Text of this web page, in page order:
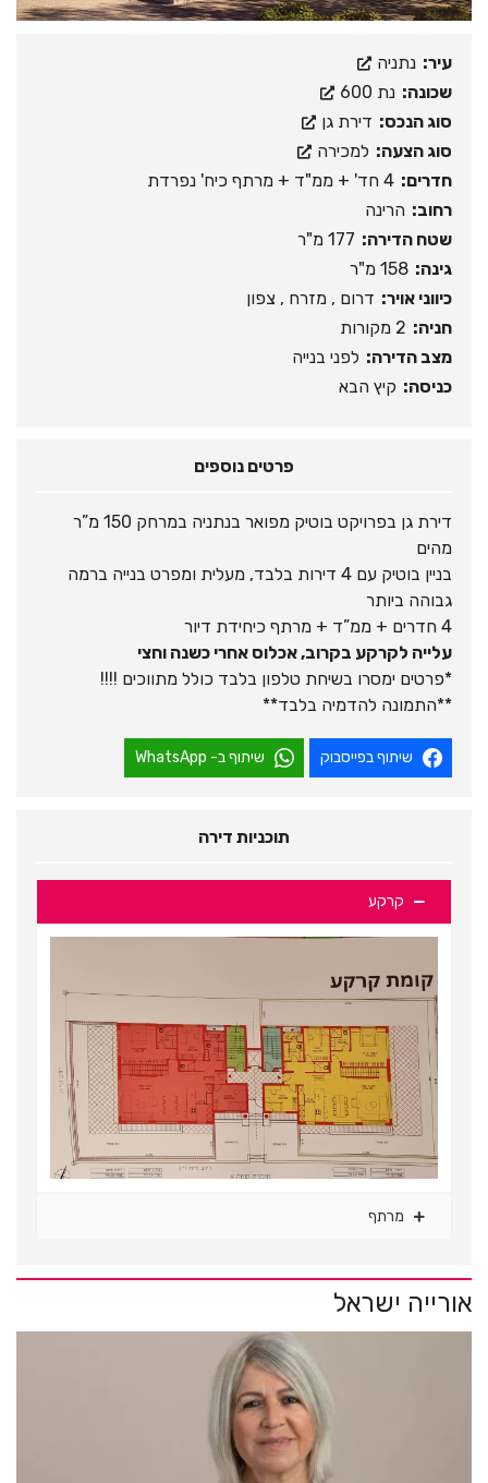
עיר: נתניה
שכונה: נת 600
סוג הנכס: דירת גן
סוג הצעה: למכירה
חדרים: 4 חד' + ממ"ד + מרתף כיח' נפרדת
רחוב: הרינה
שטח הדירה: 177 מ"ר
גינה: 158 מ"ר
כיווני אויר: דרום , מזרח , צפון
חניה: 2 מקורות
מצב הדירה: לפני בנייה
כניסה: קיץ הבא
פרטים נוספים
דירת גן בפרויקט בוטיק מפואר בנתניה במרחק 150 מ”ר
מהים
בניין בוטיק עם 4 דירות בלבד, מעלית ומפרט בנייה ברמה
גבוהה ביותר
4 חדרים + ממ”ד + מרתף כיחידת דיור
עלייה לקרקע בקרוב, אכלוס אחרי כשנה וחצי
*פרטים ימסרו בשיחת טלפון בלבד כולל מתווכים !!!!
**התמונה להדמיה בלבד**
שיתוף בפייסבוק שיתוף ב- WhatsApp
תוכניות דירה
קרקע
מרתף
אורייה ישראל